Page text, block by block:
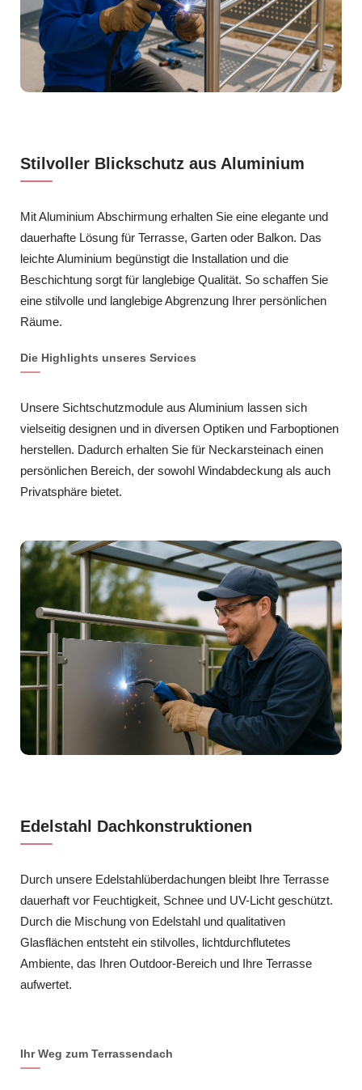
Stilvoller Blickschutz aus Aluminium
Mit Aluminium Abschirmung erhalten Sie eine elegante und
dauerhafte Lösung für Terrasse, Garten oder Balkon. Das
leichte Aluminium begünstigt die Installation und die
Beschichtung sorgt für langlebige Qualität. So schaffen Sie
eine stilvolle und langlebige Abgrenzung Ihrer persönlichen
Räume.
Die Highlights unseres Services
Unsere Sichtschutzmodule aus Aluminium lassen sich
vielseitig designen und in diversen Optiken und Farboptionen
herstellen. Dadurch erhalten Sie für Neckarsteinach einen
persönlichen Bereich, der sowohl Windabdeckung als auch
Privatsphäre bietet.
Edelstahl Dachkonstruktionen
Durch unsere Edelstahlüberdachungen bleibt Ihre Terrasse
dauerhaft vor Feuchtigkeit, Schnee und UV-Licht geschützt.
Durch die Mischung von Edelstahl und qualitativen
Glasflächen entsteht ein stilvolles, lichtdurchflutetes
Ambiente, das Ihren Outdoor-Bereich und Ihre Terrasse
aufwertet.
Ihr Weg zum Terrassendach